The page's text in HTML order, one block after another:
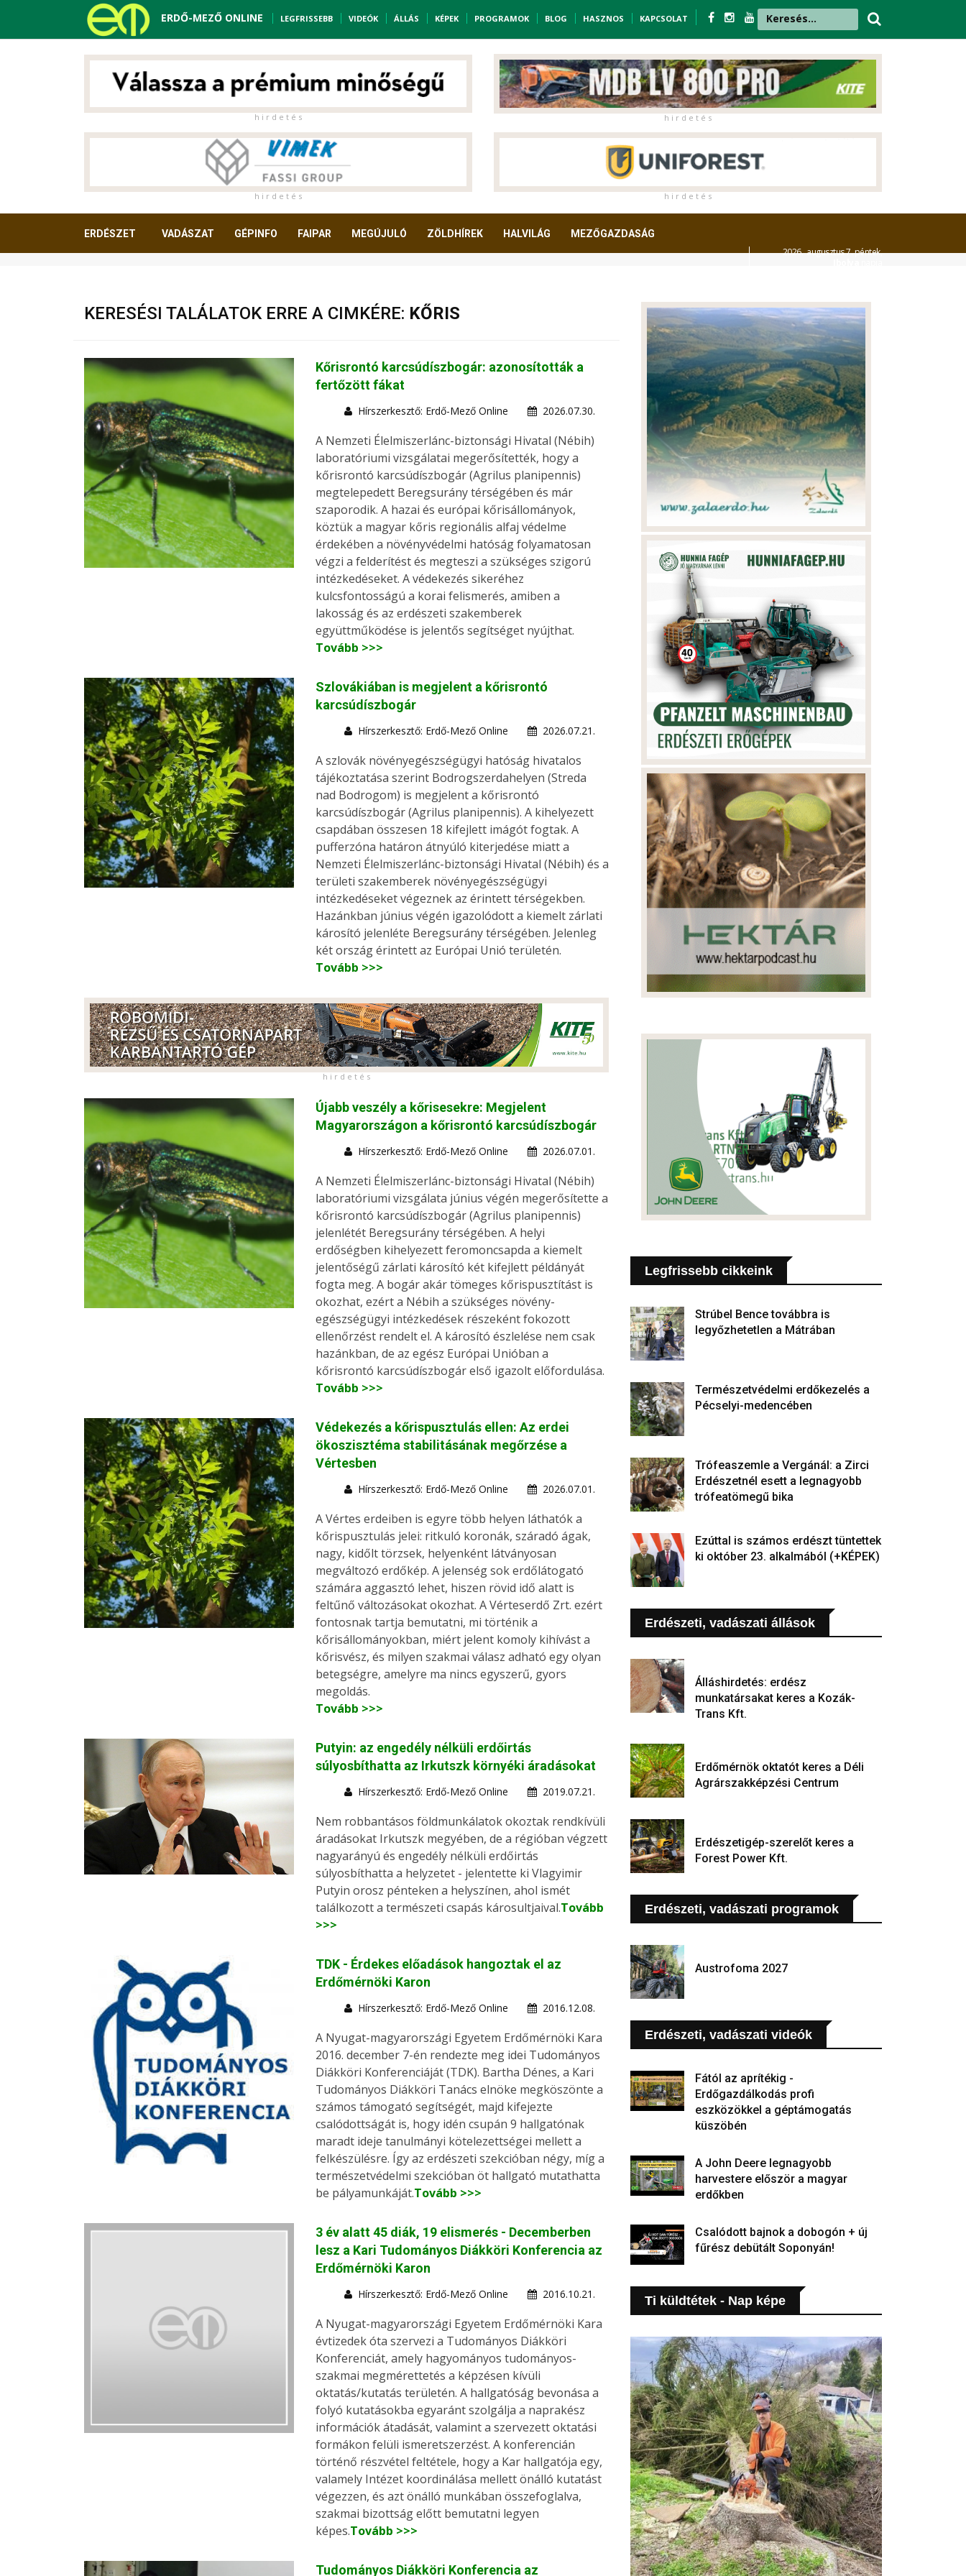
ERDŐ-MEZŐ ONLINE LEGFRISSEBB VIDEÓK ÁLLÁS KÉPEK PROGRAMOK BLOG HASZNOS KAPCSOLAT
h i r d e t é s h i r d e t é s
h i r d e t é s h i r d e t é s
ERDÉSZET VADÁSZAT GÉPINFO FAIPAR MEGÚJULÓ ZÖLDHÍREK HALVILÁG MEZŐGAZDASÁG
2026. augusztus 7. péntek,
KERESÉSI TALÁLATOK ERRE A CIMKÉRE: KŐRIS
Kőrisrontó karcsúdíszbogár: azonosították a
fertőzött fákat
Hírszerkesztő: Erdő-Mező Online 2026.07.30.
A Nemzeti Élelmiszerlánc-biztonsági Hivatal (Nébih)
laboratóriumi vizsgálatai megerősítették, hogy a
kőrisrontó karcsúdíszbogár (Agrilus planipennis)
megtelepedett Beregsurány térségében és már
szaporodik. A hazai és európai kőrisállományok,
köztük a magyar kőris regionális alfaj védelme
érdekében a növényvédelmi hatóság folyamatosan
végzi a felderítést és megteszi a szükséges szigorú
intézkedéseket. A védekezés sikeréhez
kulcsfontosságú a korai felismerés, amiben a
lakosság és az erdészeti szakemberek
együttműködése is jelentős segítséget nyújthat.
Tovább >>>
Szlovákiában is megjelent a kőrisrontó
karcsúdíszbogár
Hírszerkesztő: Erdő-Mező Online 2026.07.21.
A szlovák növényegészségügyi hatóság hivatalos
tájékoztatása szerint Bodrogszerdahelyen (Streda
nad Bodrogom) is megjelent a kőrisrontó
karcsúdíszbogár (Agrilus planipennis). A kihelyezett
csapdában összesen 18 kifejlett imágót fogtak. A
pufferzóna határon átnyúló kiterjedése miatt a
Nemzeti Élelmiszerlánc-biztonsági Hivatal (Nébih) és a
területi szakemberek növényegészségügyi
intézkedéseket végeznek az érintett térségekben.
Hazánkban június végén igazolódott a kiemelt zárlati
károsító jelenléte Beregsurány térségében. Jelenleg
két ország érintett az Európai Unió területén.
Tovább >>>
h i r d e t é s
Újabb veszély a kőrisesekre: Megjelent
Magyarországon a kőrisrontó karcsúdíszbogár
Hírszerkesztő: Erdő-Mező Online 2026.07.01.
A Nemzeti Élelmiszerlánc-biztonsági Hivatal (Nébih)
laboratóriumi vizsgálata június végén megerősítette a
kőrisrontó karcsúdíszbogár (Agrilus planipennis)
jelenlétét Beregsurány térségében. A helyi
erdőségben kihelyezett feromoncsapda a kiemelt
jelentőségű zárlati károsító két kifejlett példányát
fogta meg. A bogár akár tömeges kőrispusztítást is
okozhat, ezért a Nébih a szükséges növény-
egészségügyi intézkedések részeként fokozott
ellenőrzést rendelt el. A károsító észlelése nem csak
hazánkban, de az egész Európai Unióban a
kőrisrontó karcsúdíszbogár első igazolt előfordulása.
Tovább >>>
Védekezés a kőrispusztulás ellen: Az erdei
ökoszisztéma stabilitásának megőrzése a
Vértesben
Hírszerkesztő: Erdő-Mező Online 2026.07.01.
A Vértes erdeiben is egyre több helyen láthatók a
kőrispusztulás jelei: ritkuló koronák, száradó ágak,
nagy, kidőlt törzsek, helyenként látványosan
megváltozó erdőkép. A jelenség sok erdőlátogató
számára aggasztó lehet, hiszen rövid idő alatt is
feltűnő változásokat okozhat. A Vérteserdő Zrt. ezért
fontosnak tartja bemutatni, mi történik a
kőrisállományokban, miért jelent komoly kihívást a
kőrisvész, és milyen szakmai válasz adható egy olyan
betegségre, amelyre ma nincs egyszerű, gyors
megoldás.
Tovább >>>
Putyin: az engedély nélküli erdőirtás
súlyosbíthatta az Irkutszk környéki áradásokat
Hírszerkesztő: Erdő-Mező Online 2019.07.21.
Nem robbantásos földmunkálatok okoztak rendkívüli
áradásokat Irkutszk megyében, de a régióban végzett
nagyarányú és engedély nélküli erdőirtás
súlyosbíthatta a helyzetet - jelentette ki Vlagyimir
Putyin orosz pénteken a helyszínen, ahol ismét
találkozott a természeti csapás károsultjaival.Tovább
>>>
TDK - Érdekes előadások hangoztak el az
Erdőmérnöki Karon
Hírszerkesztő: Erdő-Mező Online 2016.12.08.
A Nyugat-magyarországi Egyetem Erdőmérnöki Kara
2016. december 7-én rendezte meg idei Tudományos
Diákköri Konferenciáját (TDK). Bartha Dénes, a Kari
Tudományos Diákköri Tanács elnöke megköszönte a
számos támogató segítségét, majd kifejezte
csalódottságát is, hogy idén csupán 9 hallgatónak
maradt ideje tanulmányi kötelezettségei mellett a
felkészülésre. Így az erdészeti szekcióban négy, míg a
természetvédelmi szekcióban öt hallgató mutathatta
be pályamunkáját.Tovább >>>
3 év alatt 45 diák, 19 elismerés - Decemberben
lesz a Kari Tudományos Diákköri Konferencia az
Erdőmérnöki Karon
Hírszerkesztő: Erdő-Mező Online 2016.10.21.
A Nyugat-magyarországi Egyetem Erdőmérnöki Kara
évtizedek óta szervezi a Tudományos Diákköri
Konferenciát, amely hagyományos tudományos-
szakmai megmérettetés a képzésen kívüli
oktatás/kutatás területén. A hallgatóság bevonása a
folyó kutatásokba egyaránt szolgálja a naprakész
információk átadását, valamint a szervezett oktatási
formákon felüli ismeretszerzést. A konferencián
történő részvétel feltétele, hogy a Kar hallgatója egy,
valamely Intézet koordinálása mellett önálló kutatást
végezzen, és azt önálló munkában összefoglalva,
szakmai bizottság előtt bemutatni legyen
képes.Tovább >>>
Tudományos Diákköri Konferencia az
Legfrissebb cikkeink
Strúbel Bence továbbra is
legyőzhetetlen a Mátrában
Természetvédelmi erdőkezelés a
Pécselyi-medencében
Trófeaszemle a Vergánál: a Zirci
Erdészetnél esett a legnagyobb
trófeatömegű bika
Ezúttal is számos erdészt tüntettek
ki október 23. alkalmából (+KÉPEK)
Erdészeti, vadászati állások
Álláshirdetés: erdész
munkatársakat keres a Kozák-
Trans Kft.
Erdőmérnök oktatót keres a Déli
Agrárszakképzési Centrum
Erdészetigép-szerelőt keres a
Forest Power Kft.
Erdészeti, vadászati programok
Austrofoma 2027
Erdészeti, vadászati videók
Fától az aprítékig -
Erdőgazdálkodás profi
eszközökkel a géptámogatás
küszöbén
A John Deere legnagyobb
harvestere először a magyar
erdőkben
Csalódott bajnok a dobogón + új
fűrész debütált Soponyán!
Ti küldtétek - Nap képe